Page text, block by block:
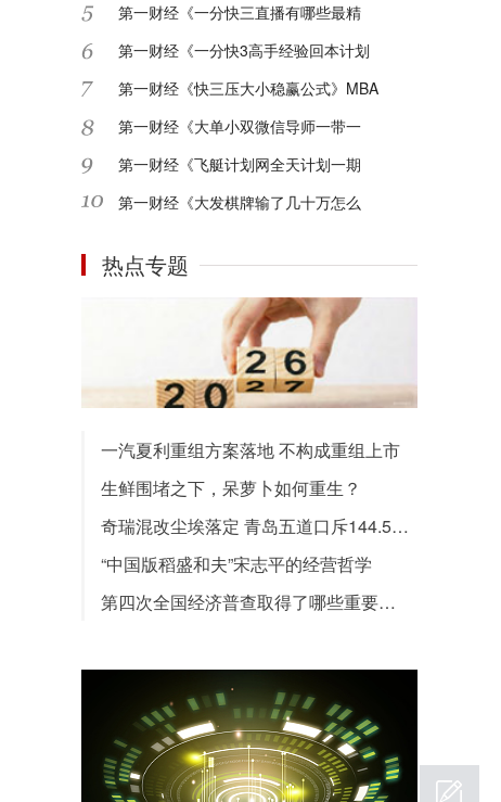
第一财经《一分快三直播有哪些最精
第一财经《一分快3高手经验回本计划
第一财经《快三压大小稳赢公式》MBA
第一财经《大单小双微信导师一带一
第一财经《飞艇计划网全天计划一期
第一财经《大发棋牌输了几十万怎么
热点专题
一汽夏利重组方案落地 不构成重组上市
生鲜围堵之下，呆萝卜如何重生？
奇瑞混改尘埃落定 青岛五道口斥144.5亿胜出
“中国版稻盛和夫”宋志平的经营哲学
第四次全国经济普查取得了哪些重要成果？